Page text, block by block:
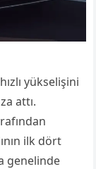
yükselişini
attı.
ilk dört
genelinde